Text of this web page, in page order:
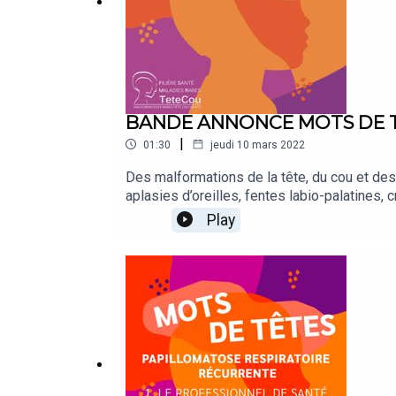
BANDE ANNONCE MOTS DE
01:30 | jeudi 10 mars 2022
Des malformations de la tête, du cou et
aplasies d’oreilles, fentes labio-palatines,
« Mots de Tête », le podcast proposé par
chercheurs pour faire la lumière sur ces
charge dès la naissance, rythmée par de
mais aussi, esthétiques. Parler de ces
de ces enfants et adultes. Retrouvez-
Play